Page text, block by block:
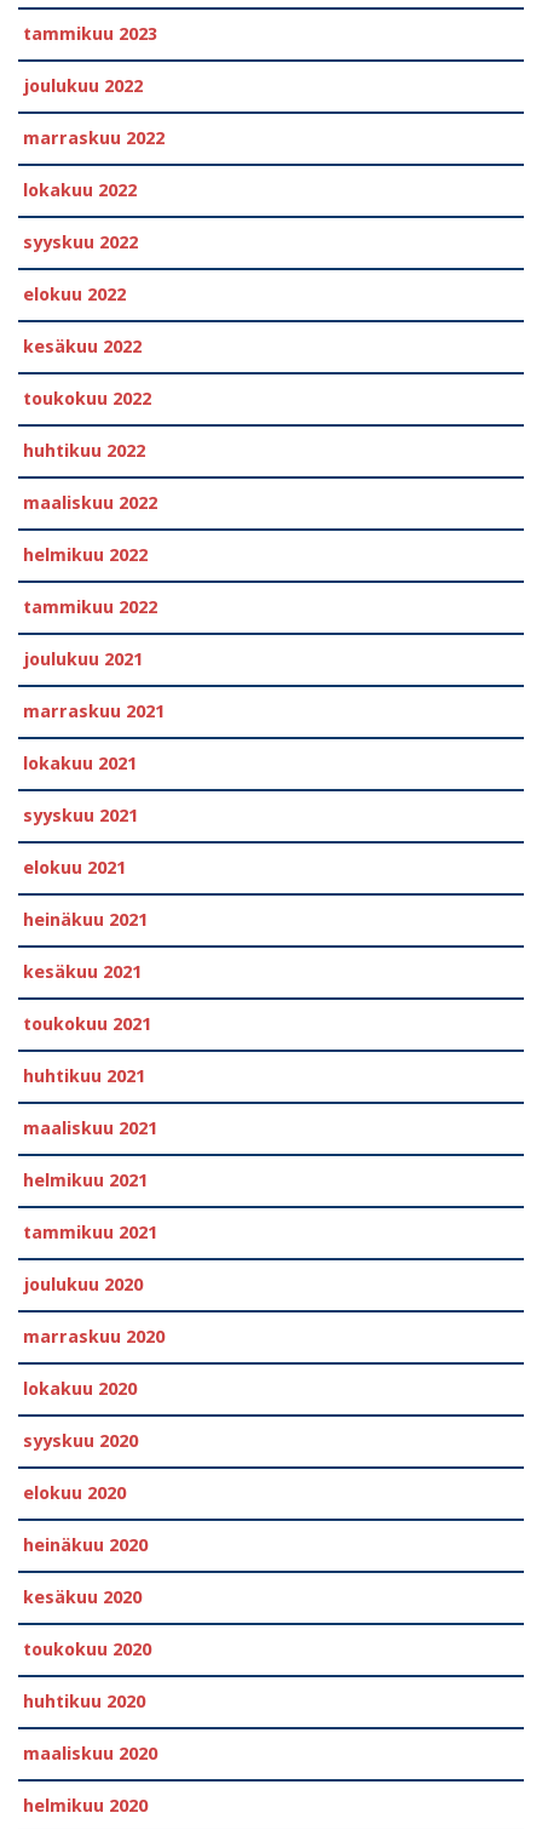
tammikuu 2023
joulukuu 2022
marraskuu 2022
lokakuu 2022
syyskuu 2022
elokuu 2022
kesäkuu 2022
toukokuu 2022
huhtikuu 2022
maaliskuu 2022
helmikuu 2022
tammikuu 2022
joulukuu 2021
marraskuu 2021
lokakuu 2021
syyskuu 2021
elokuu 2021
heinäkuu 2021
kesäkuu 2021
toukokuu 2021
huhtikuu 2021
maaliskuu 2021
helmikuu 2021
tammikuu 2021
joulukuu 2020
marraskuu 2020
lokakuu 2020
syyskuu 2020
elokuu 2020
heinäkuu 2020
kesäkuu 2020
toukokuu 2020
huhtikuu 2020
maaliskuu 2020
helmikuu 2020